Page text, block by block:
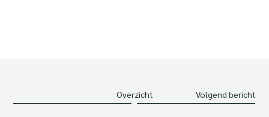
Overzicht Volgend bericht